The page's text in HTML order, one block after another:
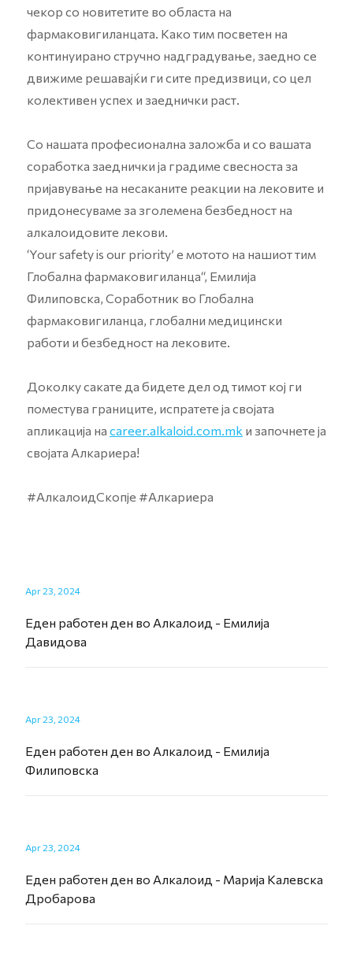
чекор со новитетите во областа на
фармаковигиланцата. Како тим посветен на
континуирано стручно надградување, заедно се
движиме решавајќи ги сите предизвици, со цел
колективен успех и заеднички раст.
Со нашата професионална заложба и со вашата
соработка заеднички ја градиме свесноста за
пријавување на несаканите реакции на лековите и
придонесуваме за зголемена безбедност на
алкалоидовите лекови.
‘Your safety is our priority’ е мотото на нашиот тим
Глобална фармаковигиланца“, Емилија
Филиповска, Соработник во Глобална
фармаковигиланца, глобални медицински
работи и безбедност на лековите.
Доколку сакате да бидете дел од тимот кој ги
поместува границите, испратете ја својата
апликација на career.alkaloid.com.mk и започнете ја
својата Алкариера!
#АлкалоидСкопје #Алкариера
Apr 23, 2024
Еден работен ден во Алкалоид - Емилија
Давидова
Apr 23, 2024
Еден работен ден во Алкалоид - Емилија
Филиповска
Apr 23, 2024
Еден работен ден во Алкалоид - Марија Калевска
Дробарова